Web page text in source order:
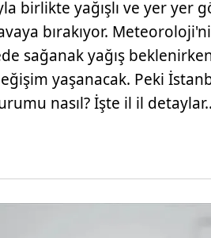
birlikte yağışlı ve yer yer
bırakıyor.
sağanak yağış
yaşanacak. Peki
nasıl? İşte il il